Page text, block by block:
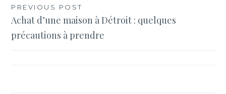
Navigation
de
l’article
PREVIOUS POST
Achat d’une maison à Détroit : quelques
précautions à prendre